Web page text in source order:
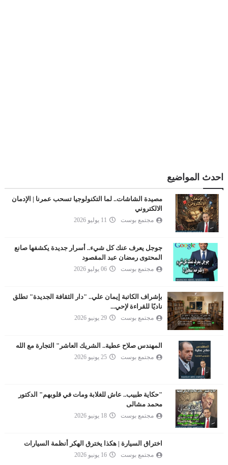
احدث المواضيع
مصيدة الشاشات.. لما التكنولوجيا تسحب عمرنا | الإدمان
الالكتروني
مجتمع بوست 11 يوليو 2026
جوجل يعرف عنك كل شيء.. أسرار جديدة يكشفها صانع
المحتوى رمضان عبد المقصود
مجتمع بوست 06 يوليو 2026
بإشراف الكاتبة إيمان علي.. "دار الثقافة الجديدة" تطلق
ناديًا للقراءة لإحي...
مجتمع بوست 29 يونيو 2026
المهندس صلاح عطية.. الشريك العاشر" التجارة مع الله
مجتمع بوست 25 يونيو 2026
"حكاية طبيب.. عاش للغلابة ومات في قلوبهم" الدكتور
محمد مشالى
مجتمع بوست 18 يونيو 2026
اختراق السيارة | هكذا يخترق الهكر أنظمة السيارات
مجتمع بوست 16 يونيو 2026